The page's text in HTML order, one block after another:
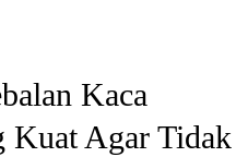
Kaca
Kuat Agar Tidak